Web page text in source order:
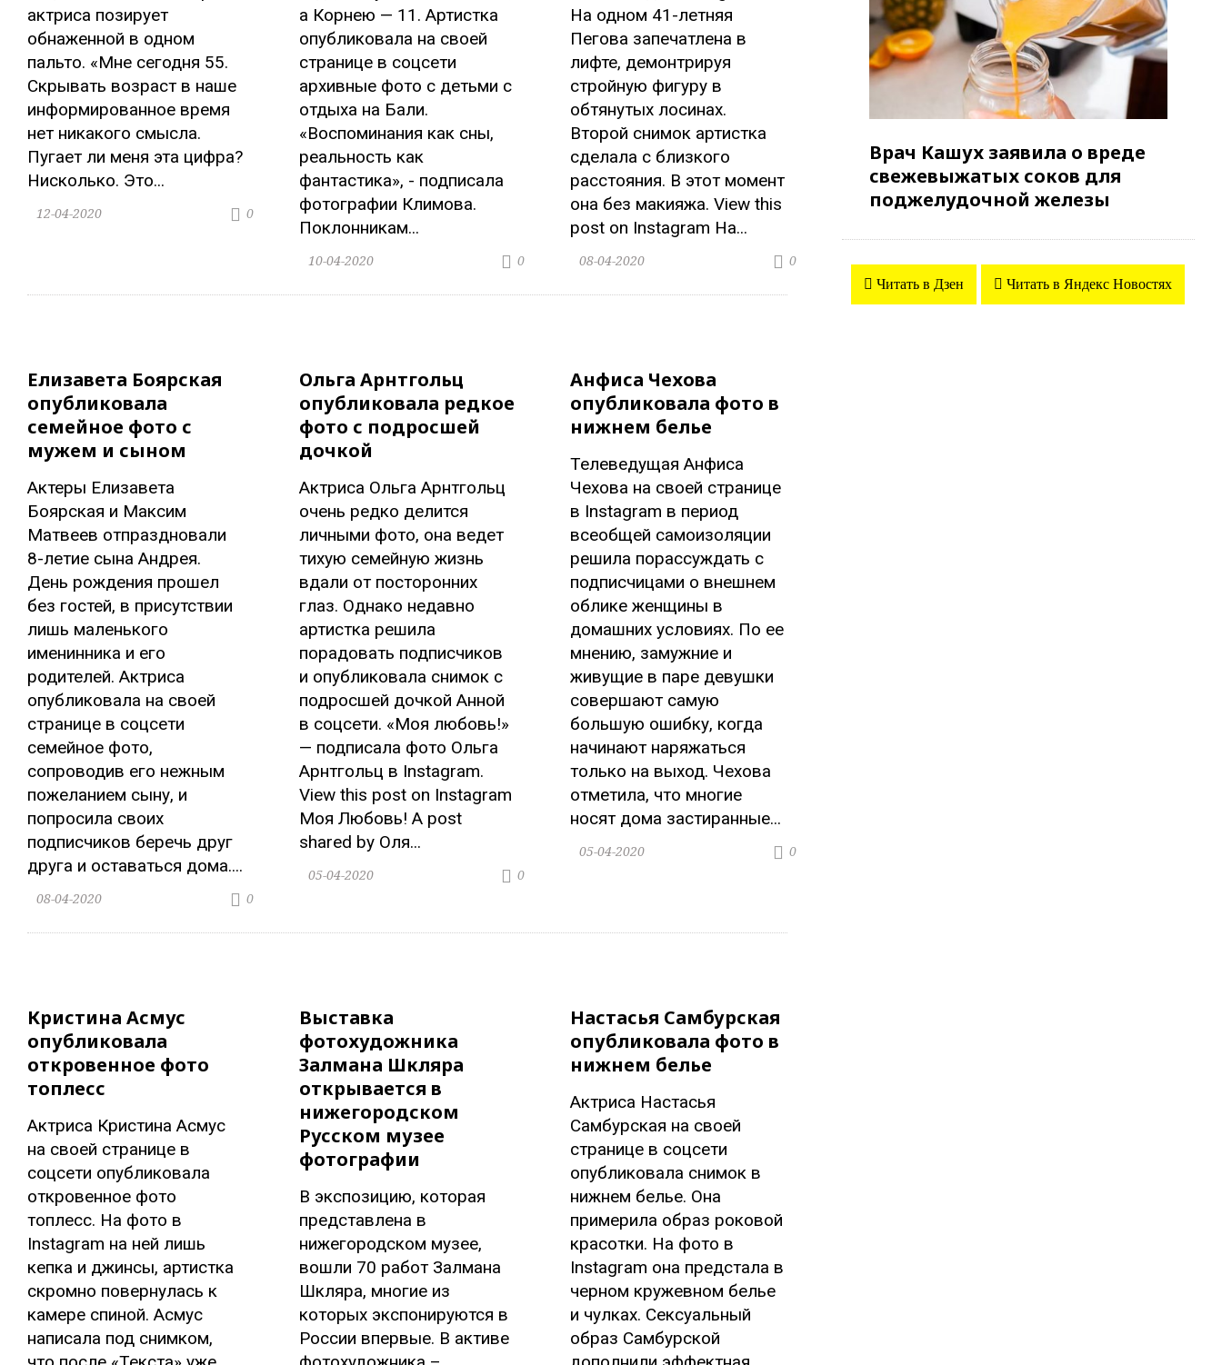
актриса позирует
обнаженной в одном
пальто. «Мне сегодня 55.
Скрывать возраст в наше
информированное время
нет никакого смысла.
Пугает ли меня эта цифра?
Нисколько. Это...
0
12-04-2020
а Корнею — 11. Артистка
опубликовала на своей
странице в соцсети
архивные фото с детьми с
отдыха на Бали.
«Воспоминания как сны,
реальность как
фантастика», - подписала
фотографии Климова.
Поклонникам...
0
10-04-2020
На одном 41-летняя
Пегова запечатлена в
лифте, демонтрируя
стройную фигуру в
обтянутых лосинах.
Второй снимок артистка
сделала с близкого
расстояния. В этот момент
она без макияжа. View this
post on Instagram На...
0
08-04-2020
Елизавета Боярская
опубликовала
семейное фото с
мужем и сыном
Актеры Елизавета
Боярская и Максим
Матвеев отпраздновали
8-летие сына Андрея.
День рождения прошел
без гостей, в присутствии
лишь маленького
именинника и его
родителей. Актриса
опубликовала на своей
странице в соцсети
семейное фото,
сопроводив его нежным
пожеланием сыну, и
попросила своих
подписчиков беречь друг
друга и оставаться дома....
0
08-04-2020
Ольга Арнтгольц
опубликовала редкое
фото с подросшей
дочкой
Актриса Ольга Арнтгольц
очень редко делится
личными фото, она ведет
тихую семейную жизнь
вдали от посторонних
глаз. Однако недавно
артистка решила
порадовать подписчиков
и опубликовала снимок с
подросшей дочкой Анной
в соцсети. «Моя любовь!»
— подписала фото Ольга
Арнтгольц в Instagram.
View this post on Instagram
Моя Любовь! A post
shared by Оля...
0
05-04-2020
Анфиса Чехова
опубликовала фото в
нижнем белье
Телеведущая Анфиса
Чехова на своей странице
в Instagram в период
всеобщей самоизоляции
решила порассуждать с
подписчицами о внешнем
облике женщины в
домашних условиях. По ее
мнению, замужние и
живущие в паре девушки
совершают самую
большую ошибку, когда
начинают наряжаться
только на выход. Чехова
отметила, что многие
носят дома застиранные...
0
05-04-2020
Кристина Асмус
опубликовала
откровенное фото
топлесс
Актриса Кристина Асмус
на своей странице в
соцсети опубликовала
откровенное фото
топлесс. На фото в
Instagram на ней лишь
кепка и джинсы, артистка
скромно повернулась к
камере спиной. Асмус
написала под снимком,
Выставка
фотохудожника
Залмана Шкляра
открывается в
нижегородском
Русском музее
фотографии
В экспозицию, которая
представлена в
нижегородском музее,
вошли 70 работ Залмана
Шкляра, многие из
которых экспонируются в
России впервые. В активе
Настасья Самбурская
опубликовала фото в
нижнем белье
Актриса Настасья
Самбурская на своей
странице в соцсети
опубликовала снимок в
нижнем белье. Она
примерила образ роковой
красотки. На фото в
Instagram она предстала в
черном кружевном белье
и чулках. Сексуальный
образ Самбурской
Врач Кашух заявила о вреде
свежевыжатых соков для
поджелудочной железы
Читать в Дзен Читать в Яндекс Новостях